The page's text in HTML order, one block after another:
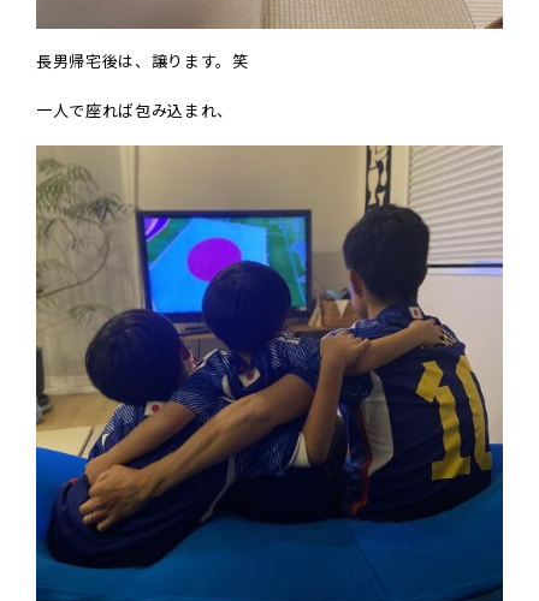
長男帰宅後は、譲ります。笑
一人で座れば包み込まれ、